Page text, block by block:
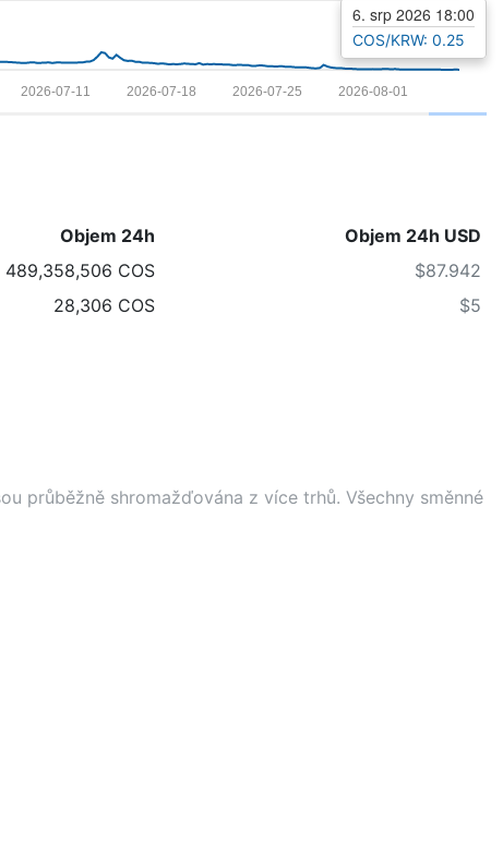
2026-08-01
2026-07-25
2026-07-18
2026-07-11
6. srp 2026 18:00
COS/KRW: 0.25
Objem 24h
Objem 24h USD
489,358,506 COS
$87.942
28,306 COS $5
průběžně shromažďována z více trhů. Všechny směnné